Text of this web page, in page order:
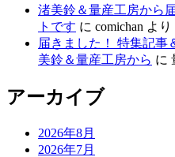
渚美鈴＆量産工房から
トです に comichan より
届きました！ 特集記
美鈴＆量産工房から に
アーカイブ
2026年8月
2026年7月